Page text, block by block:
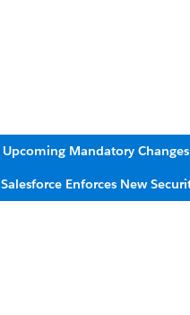
Upcoming Mandatory
Salesforce Enforces New